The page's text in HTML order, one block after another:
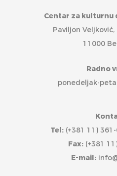
Centar za kulturnu
Paviljon
11000
Radno
ponedeljak-
Tel: (+381 11)
Fax:(+381
E-mail: